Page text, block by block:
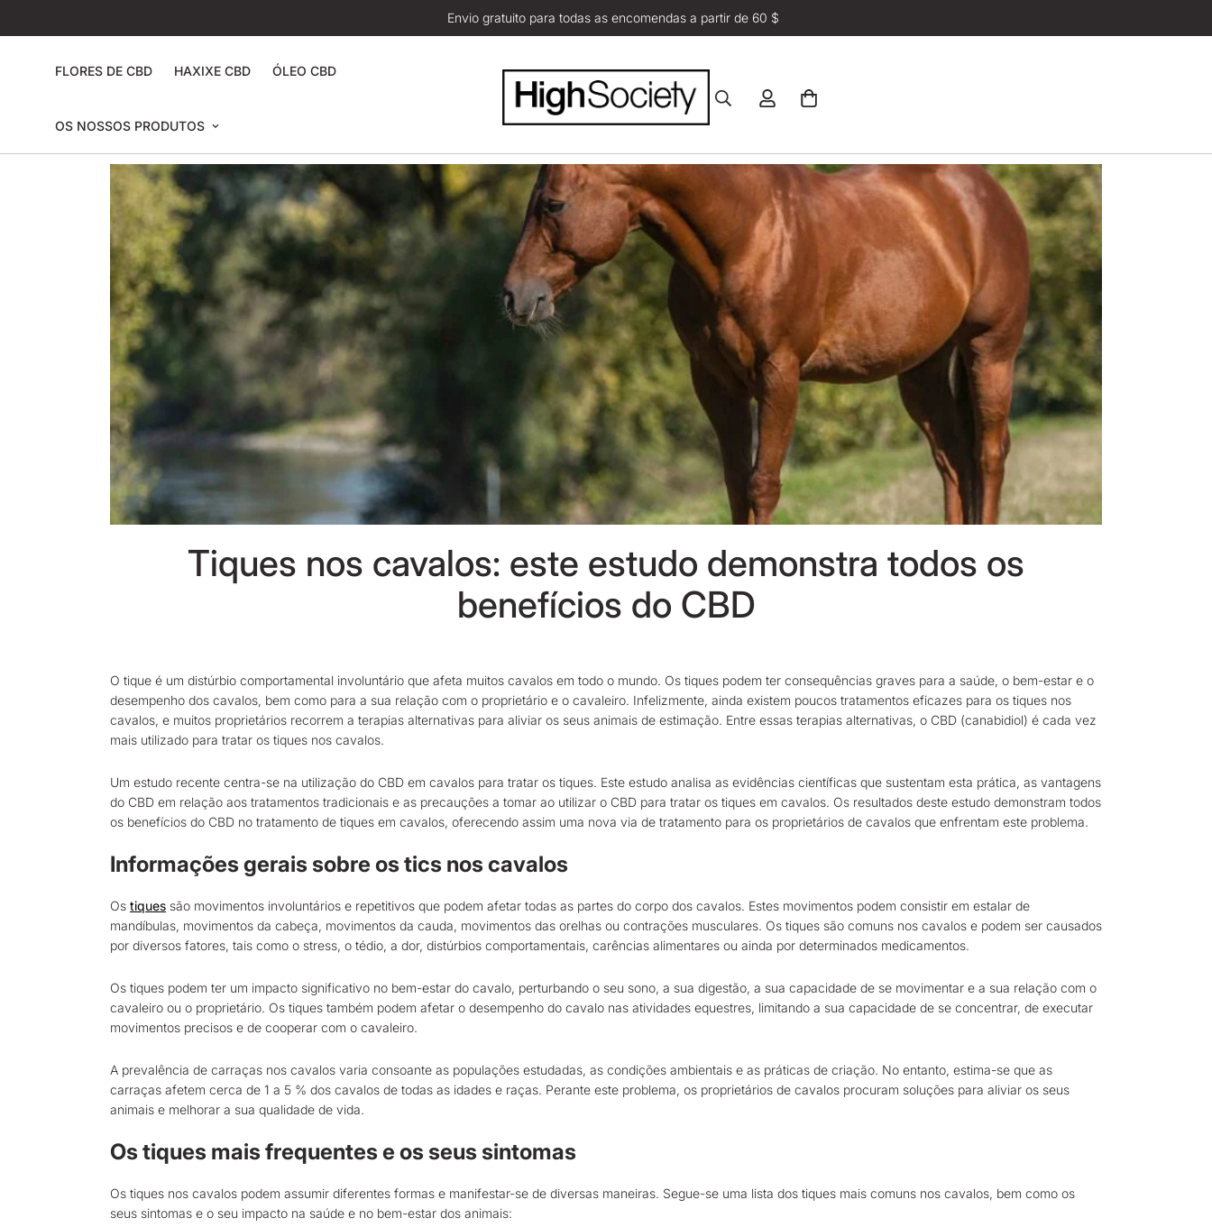
Envio gratuito para todas as encomendas a partir de 60 $
FLORES DE CBD HAXIXE CBD ÓLEO CBD
OS NOSSOS PRODUTOS
Tiques nos cavalos: este estudo demonstra todos os
benefícios do CBD
O tique é um distúrbio comportamental involuntário que afeta muitos cavalos em todo o mundo. Os tiques podem ter consequências graves para a saúde, o bem-estar e o
desempenho dos cavalos, bem como para a sua relação com o proprietário e o cavaleiro. Infelizmente, ainda existem poucos tratamentos eficazes para os tiques nos
cavalos, e muitos proprietários recorrem a terapias alternativas para aliviar os seus animais de estimação. Entre essas terapias alternativas, o CBD (canabidiol) é cada vez
mais utilizado para tratar os tiques nos cavalos.
Um estudo recente centra-se na utilização do CBD em cavalos para tratar os tiques. Este estudo analisa as evidências científicas que sustentam esta prática, as vantagens
do CBD em relação aos tratamentos tradicionais e as precauções a tomar ao utilizar o CBD para tratar os tiques em cavalos. Os resultados deste estudo demonstram todos
os benefícios do CBD no tratamento de tiques em cavalos, oferecendo assim uma nova via de tratamento para os proprietários de cavalos que enfrentam este problema.
Informações gerais sobre os tics nos cavalos
Os tiques são movimentos involuntários e repetitivos que podem afetar todas as partes do corpo dos cavalos. Estes movimentos podem consistir em estalar de
mandíbulas, movimentos da cabeça, movimentos da cauda, movimentos das orelhas ou contrações musculares. Os tiques são comuns nos cavalos e podem ser causados
por diversos fatores, tais como o stress, o tédio, a dor, distúrbios comportamentais, carências alimentares ou ainda por determinados medicamentos.
Os tiques podem ter um impacto significativo no bem-estar do cavalo, perturbando o seu sono, a sua digestão, a sua capacidade de se movimentar e a sua relação com o
cavaleiro ou o proprietário. Os tiques também podem afetar o desempenho do cavalo nas atividades equestres, limitando a sua capacidade de se concentrar, de executar
movimentos precisos e de cooperar com o cavaleiro.
A prevalência de carraças nos cavalos varia consoante as populações estudadas, as condições ambientais e as práticas de criação. No entanto, estima-se que as
carraças afetem cerca de 1 a 5 % dos cavalos de todas as idades e raças. Perante este problema, os proprietários de cavalos procuram soluções para aliviar os seus
animais e melhorar a sua qualidade de vida.
Os tiques mais frequentes e os seus sintomas
Os tiques nos cavalos podem assumir diferentes formas e manifestar-se de diversas maneiras. Segue-se uma lista dos tiques mais comuns nos cavalos, bem como os
seus sintomas e o seu impacto na saúde e no bem-estar dos animais: